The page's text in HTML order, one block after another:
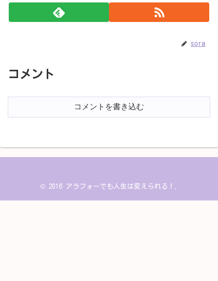
sora
コメント
コメントを書き込む
© 2016 アラフォーでも人生は変えられる！.